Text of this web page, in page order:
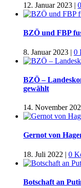
12. Januar 2023 |
BZÖ und FBP
8. Januar 2023 | 0
BZÖ –
gewählt
14. November
Gernot von
18. Juli 2022 | 0
Botschaft an